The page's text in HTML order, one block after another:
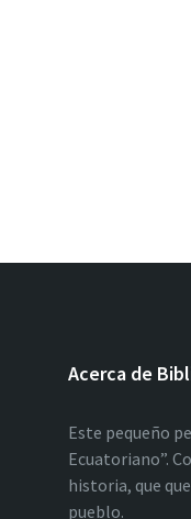
Acerca de
Este pequeño
Ecuatoriano”.
historia, que
pueblo.